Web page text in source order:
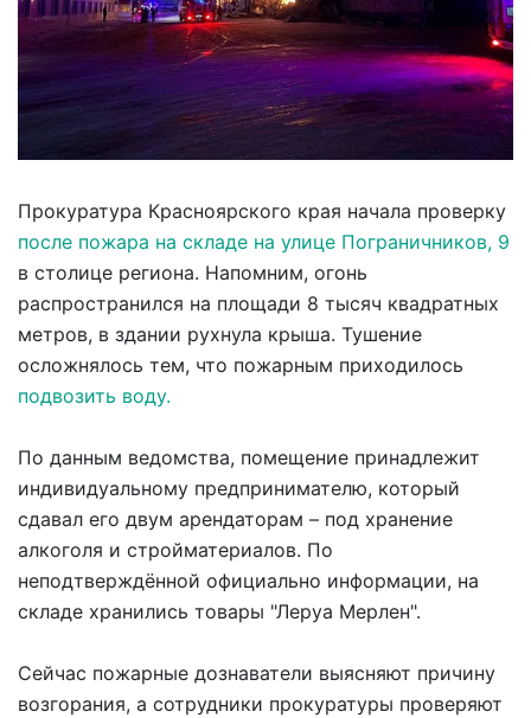
Прокуратура Красноярского края начала проверку
после пожара на складе на улице Пограничников, 9
в столице региона. Напомним, огонь
распространился на площади 8 тысяч квадратных
метров, в здании рухнула крыша. Тушение
осложнялось тем, что пожарным приходилось
подвозить воду.
По данным ведомства, помещение принадлежит
индивидуальному предпринимателю, который
сдавал его двум арендаторам – под хранение
алкоголя и стройматериалов. По
неподтверждённой официально информации, на
складе хранились товары "Леруа Мерлен".
Сейчас пожарные дознаватели выясняют причину
возгорания, а сотрудники прокуратуры проверяют